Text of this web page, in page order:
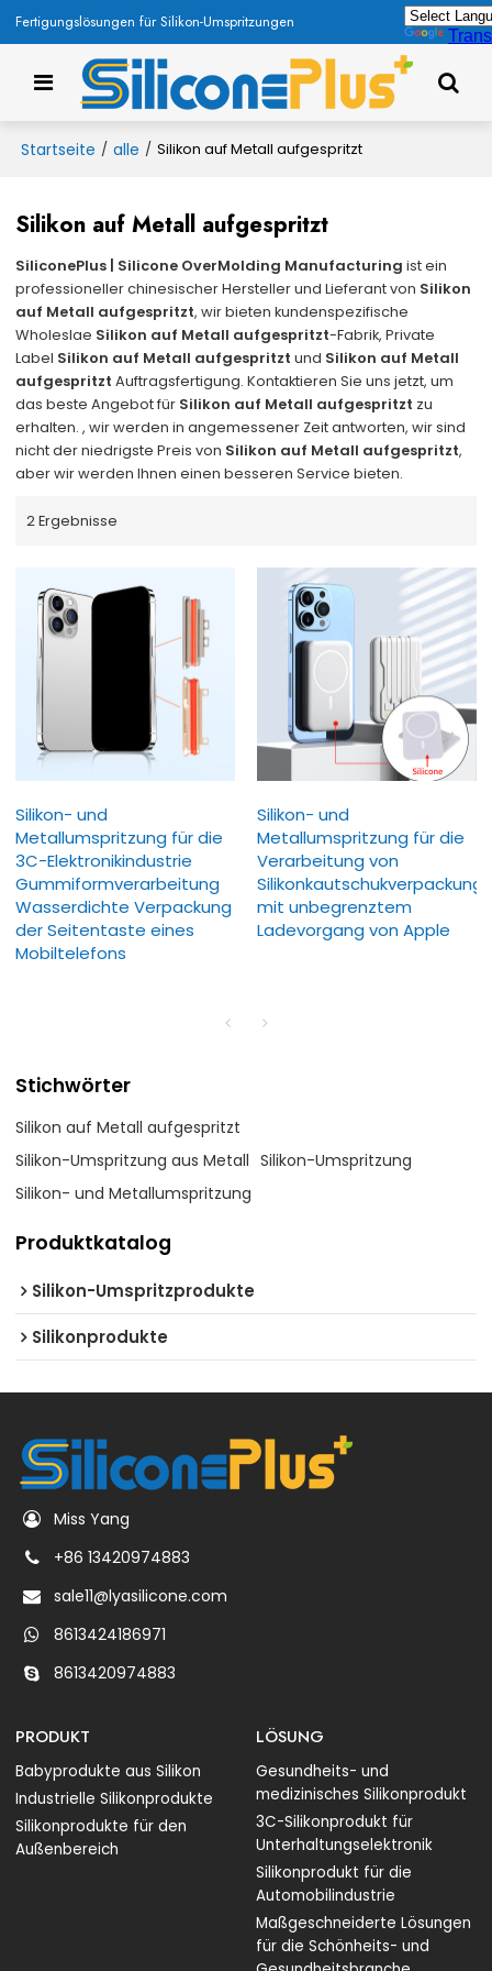
Fertigungslösungen für Silikon-Umspritzungen
Startseite / alle / Silikon auf Metall aufgespritzt
Silikon auf Metall aufgespritzt
SiliconePlus | Silicone OverMolding Manufacturing ist ein
professioneller chinesischer Hersteller und Lieferant von Silikon
auf Metall aufgespritzt, wir bieten kundenspezifische
Wholeslae Silikon auf Metall aufgespritzt-Fabrik, Private
Label Silikon auf Metall aufgespritzt und Silikon auf Metall
aufgespritzt Auftragsfertigung. Kontaktieren Sie uns jetzt, um
das beste Angebot für Silikon auf Metall aufgespritzt zu
erhalten. , wir werden in angemessener Zeit antworten, wir sind
nicht der niedrigste Preis von Silikon auf Metall aufgespritzt,
aber wir werden Ihnen einen besseren Service bieten.
2 Ergebnisse
Silikon- und
Metallumspritzung für die
3C-Elektronikindustrie
Gummiformverarbeitung
Wasserdichte Verpackung
der Seitentaste eines
Mobiltelefons
Silikon- und
Metallumspritzung für die
Verarbeitung von
mit unbegrenztem
Ladevorgang von Apple
Stichwörter
Silikon auf Metall aufgespritzt
Silikon-Umspritzung aus Metall Silikon-Umspritzung
Silikon- und Metallumspritzung
Produktkatalog
Silikon-Umspritzprodukte
Silikonprodukte
Miss Yang
+86 13420974883
sale11@lyasilicone.com
8613424186971
8613420974883
PRODUKT
Babyprodukte aus Silikon
Industrielle Silikonprodukte
Silikonprodukte für den
Außenbereich
LÖSUNG
Gesundheits- und
medizinisches Silikonprodukt
3C-Silikonprodukt für
Unterhaltungselektronik
Silikonprodukt für die
Automobilindustrie
Maßgeschneiderte Lösungen
für die Schönheits- und